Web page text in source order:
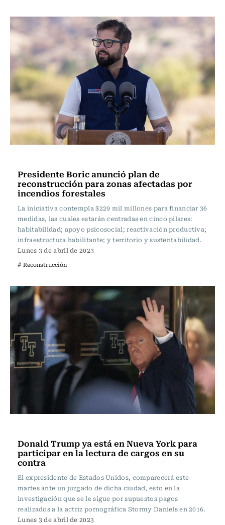
Presidente Boric anunció plan de
reconstrucción para zonas afectadas por
incendios forestales
La iniciativa contempla $229 mil millones para financiar 36
medidas, las cuales estarán centradas en cinco pilares:
habitabilidad; apoyo psicosocial; reactivación productiva;
infraestructura habilitante; y territorio y sustentabilidad.
Lunes 3 de abril de 2023
# Reconstrucción
Donald Trump ya está en Nueva York para
participar en la lectura de cargos en su
contra
El expresidente de Estados Unidos, comparecerá este
martes ante un juzgado de dicha ciudad, esto en la
investigación que se le sigue por supuestos pagos
realizados a la actriz pornográfica Stormy Daniels en 2016.
Lunes 3 de abril de 2023